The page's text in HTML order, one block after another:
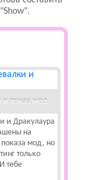
и показ мод
и Дракулаура
на
показа мод, но
только
тебе